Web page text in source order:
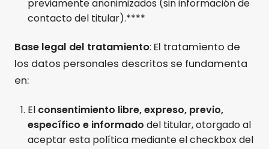
previamente anonimizados (sin información de
contacto del titular).****
Base legal del tratamiento: El tratamiento de
los datos personales descritos se fundamenta
en:
El consentimiento libre, expreso, previo,
específico e informado del titular, otorgado al
aceptar esta política mediante el checkbox del